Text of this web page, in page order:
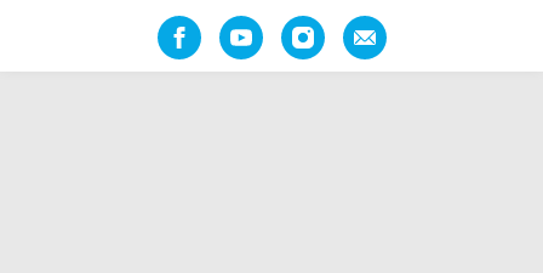
FacebookYouTubeInstagramOdporučiť